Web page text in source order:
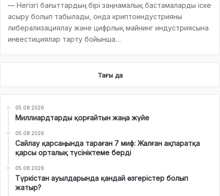
— Негізгі бағыттардың бірі заңнамалық бастамаларды іске
асыру болып табылады, онда криптоиндустрияны
либерализациялау және цифрлық майнинг индустриясына
инвестициялар тарту бойынша…
Тағы да
05.08.2026
Миллиардтарды қорғайтын жаңа жүйе
05.08.2026
Сайлау қарсаңында тараған 7 миф: Жалған ақпаратқа
қарсы орталық түсініктеме берді
05.08.2026
Түркістан ауылдарында қандай өзгерістер болып
жатыр?